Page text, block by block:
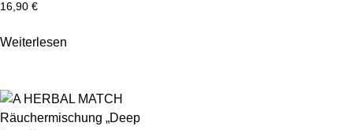
16,90 €
Weiterlesen